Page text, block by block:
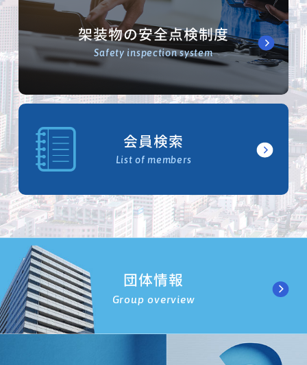
架装物の安全点検制度
Safety inspection system
会員検索
List of members
団体情報
Group overview